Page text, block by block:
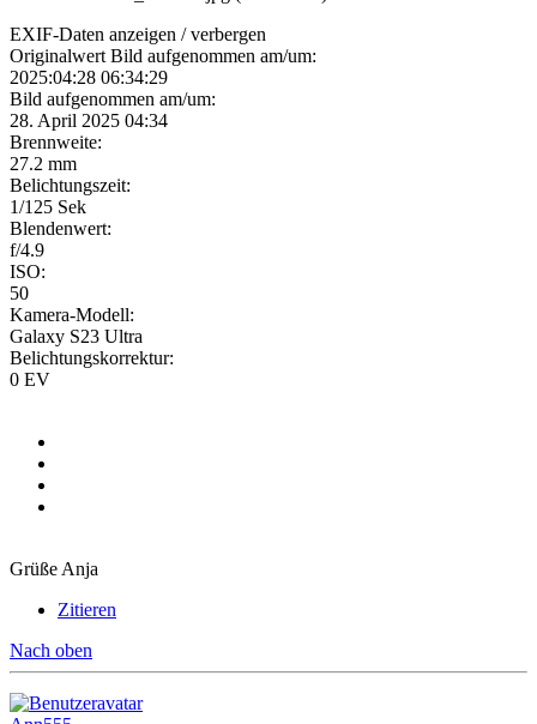
EXIF-Daten anzeigen / verbergen
Originalwert Bild aufgenommen am/um:
2025:04:28 06:34:29
Bild aufgenommen am/um:
28. April 2025 04:34
Brennweite:
27.2 mm
Belichtungszeit:
1/125 Sek
Blendenwert:
f/4.9
ISO:
50
Kamera-Modell:
Galaxy S23 Ultra
Belichtungskorrektur:
0 EV
Grüße Anja
Zitieren
Nach oben